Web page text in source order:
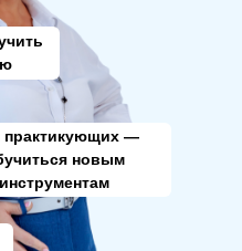
практикующих —
новым
инструментам